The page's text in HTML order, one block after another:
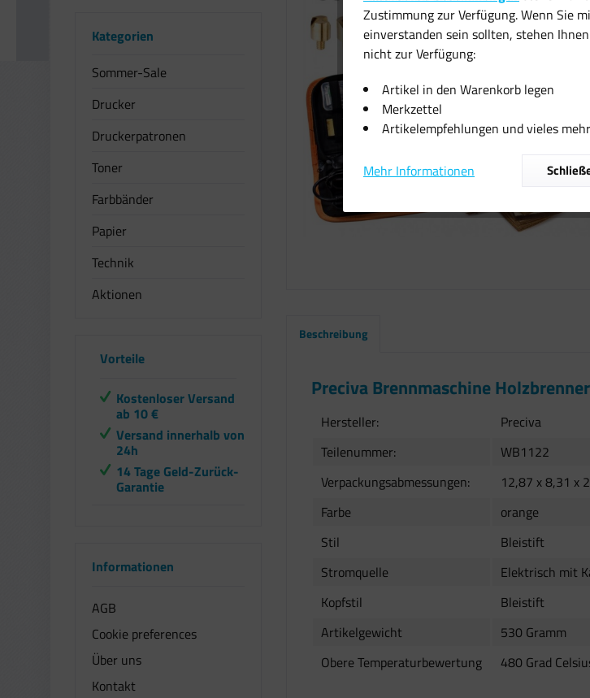
Kategorien
Sommer-Sale
Drucker
Druckerpatronen
Toner
Farbbänder
Papier
Technik
Aktionen
Vorteile
Kostenloser Versand
ab 10 €
Versand innerhalb von
24h
14 Tage Geld-Zurück-
Garantie
Informationen
AGB
Cookie preferences
Über uns
Kontakt
Beschreibung
Preciva Brennmaschine
Hersteller:
Preciva
Teilenummer:
WB1122
Verpackungsabmessungen:
12,87 x 8,31 x
Farbe
orange
Stil
Bleistift
Stromquelle
Elektrisch mit
Kopfstil
Bleistift
Artikelgewicht
530 Gramm
Obere Temperaturbewertung
480 Grad
Zustimmung zur Verfügung. Wenn Sie
einverstanden sein sollten, stehen
nicht zur Verfügung:
Artikel in den Warenkorb legen
Merkzettel
Artikelempfehlungen und vieles mehr
Mehr Informationen